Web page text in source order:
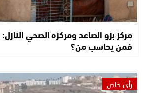
مركز بزو الصاعد ومركزه الصحي
فمن يحاسب من؟
رأي خاص